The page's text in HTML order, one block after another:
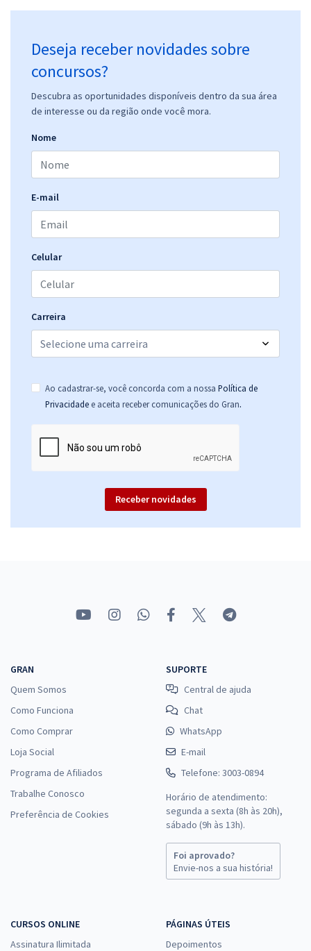
Deseja receber novidades sobre
concursos?
Descubra as oportunidades disponíveis dentro da sua área
de interesse ou da região onde você mora.
Nome
E-mail
Celular
Carreira
Ao cadastrar-se, você concorda com a nossa Política de
Privacidade e aceita receber comunicações do Gran.
Receber novidades
GRAN
Quem Somos
Como Funciona
Como Comprar
Loja Social
Programa de Afiliados
Trabalhe Conosco
Preferência de Cookies
SUPORTE
Central de ajuda
Chat
WhatsApp
E-mail
Telefone: 3003-0894
Horário de atendimento:
segunda a sexta (8h às 20h),
sábado (9h às 13h).
Foi aprovado?
Envie-nos a sua história!
CURSOS ONLINE
Assinatura Ilimitada
PÁGINAS ÚTEIS
Depoimentos